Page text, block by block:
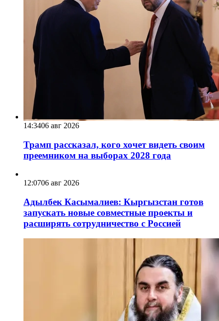
14:3406 авг 2026
Трамп рассказал, кого хочет видеть своим
преемником на выборах 2028 года
12:0706 авг 2026
Адылбек Касымалиев: Кыргызстан готов
запускать новые совместные проекты и
расширять сотрудничество с Россией